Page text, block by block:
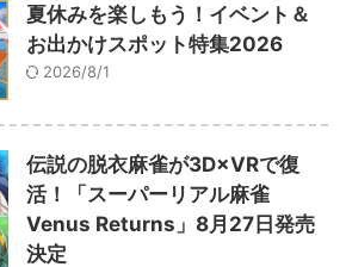
夏休みを楽しもう！イベント＆
お出かけスポット特集2026
2026/8/1
伝説の脱衣麻雀が3D×VRで復
活！「スーパーリアル麻雀
Venus Returns」8月27日発売
決定